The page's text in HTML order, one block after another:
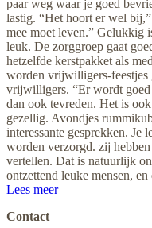
paar weg waar je goed
lastig. “Het hoort er wel
mee moet leven.”
leuk. De zorggroep gaat
hetzelfde kerstpakket als
worden vrijwilligers-feestjes
vrijwilligers. “Er wordt goed
dan ook tevreden. Het is
gezellig. Avondjes
interessante gesprekken. Je
worden verzorgd. zij
vertellen. Dat is natuurlijk
ontzettend leuke mensen,
Lees meer
Contact